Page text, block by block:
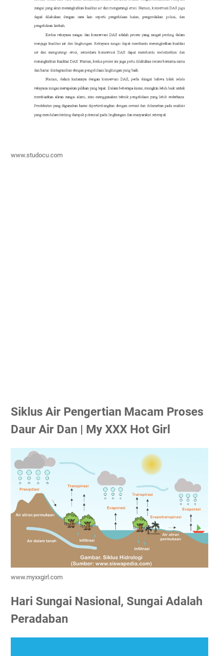
www.studocu.com
Siklus Air Pengertian Macam Proses
Daur Air Dan | My XXX Hot Girl
www.myxxgirl.com
Hari Sungai Nasional, Sungai Adalah
Peradaban